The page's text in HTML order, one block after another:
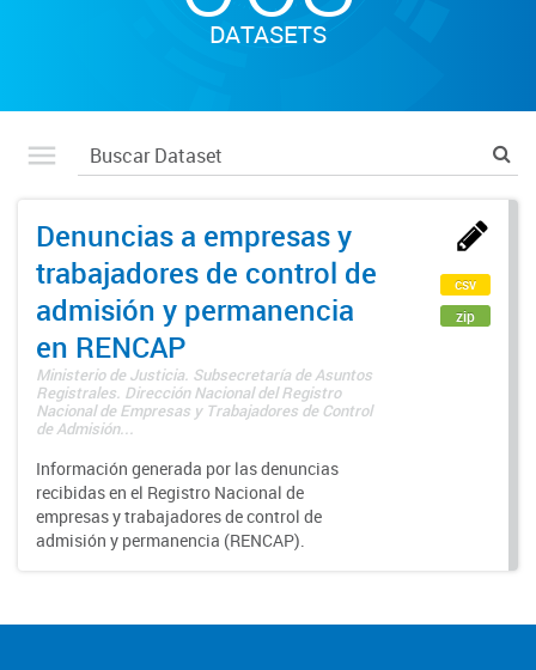
DATASETS
Denuncias a empresas y
trabajadores de control de
admisión y permanencia
en RENCAP
Ministerio de Justicia. Subsecretaría de Asuntos
Registrales. Dirección Nacional del Registro
Nacional de Empresas y Trabajadores de Control
de Admisión...
Información generada por las denuncias
recibidas en el Registro Nacional de
empresas y trabajadores de control de
admisión y permanencia (RENCAP).
csv
zip